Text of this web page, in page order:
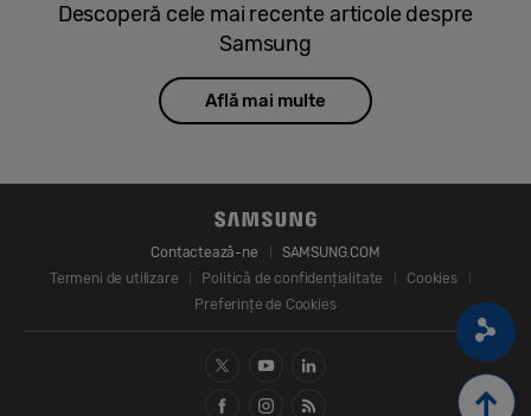
Descoperă cele mai recente articole despre
Samsung
Află mai multe
Contactează-ne
SAMSUNG.COM
Termeni de utilizare
Politică de confidențialitate
Cookies
Preferințe de Cookies